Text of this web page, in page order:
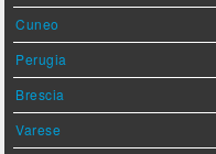
Cuneo
Perugia
Brescia
Varese